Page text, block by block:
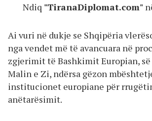
Ndiq "TiranaDiplomat.com"
Ai vuri në dukje se Shqipëria
nga vendet më të avancuara në
zgjerimit të Bashkimit Europian, së
Malin e Zi, ndërsa gëzon
institucionet europiane për
anëtarësimit.